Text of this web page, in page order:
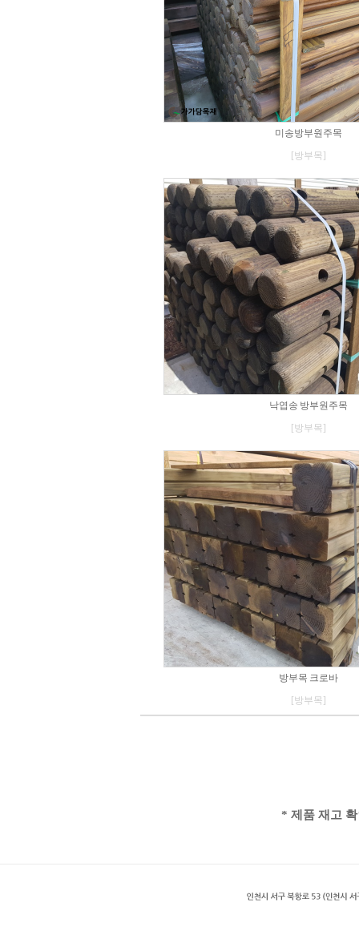
미송방부원주목
[방부목]
낙엽송 방부원주목
[방부목]
방부목 크로바
[방부목]
* 제품 재고